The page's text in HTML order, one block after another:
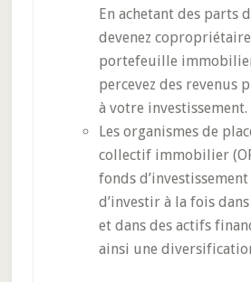
En achetant des parts
devenez copropriétaire
portefeuille
percevez des revenus
à votre investissement.
Les organismes de
collectif immobilier
fonds
d’investir à la fois
et dans des actifs
ainsi une